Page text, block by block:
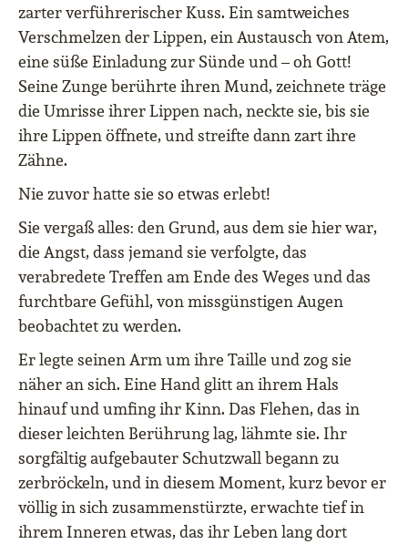
zarter verführerischer Kuss. Ein samtweiches
Verschmelzen der Lippen, ein Austausch von Atem,
eine süße Einladung zur Sünde und – oh Gott!
Seine Zunge berührte ihren Mund, zeichnete träge
die Umrisse ihrer Lippen nach, neckte sie, bis sie
ihre Lippen öffnete, und streifte dann zart ihre
Zähne.
Nie zuvor hatte sie so etwas erlebt!
Sie vergaß alles: den Grund, aus dem sie hier war,
die Angst, dass jemand sie verfolgte, das
verabredete Treffen am Ende des Weges und das
furchtbare Gefühl, von missgünstigen Augen
beobachtet zu werden.
Er legte seinen Arm um ihre Taille und zog sie
näher an sich. Eine Hand glitt an ihrem Hals
hinauf und umfing ihr Kinn. Das Flehen, das in
dieser leichten Berührung lag, lähmte sie. Ihr
sorgfältig aufgebauter Schutzwall begann zu
zerbröckeln, und in diesem Moment, kurz bevor er
völlig in sich zusammenstürzte, erwachte tief in
ihrem Inneren etwas, das ihr Leben lang dort